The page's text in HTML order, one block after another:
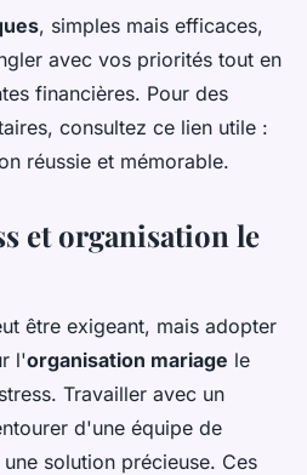
, simples mais efficaces,
avec vos priorités tout en
financières. Pour des
consultez ce lien utile :
réussie et mémorable.
et organisation le
être exigeant, mais adopter
l'organisation mariage le
Travailler avec un
d'une équipe de
solution précieuse. Ces